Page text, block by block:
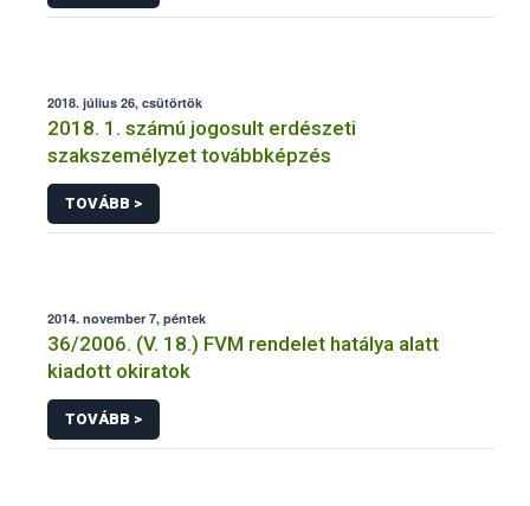
2018. július 26, csütörtök
2018. 1. számú jogosult erdészeti
szakszemélyzet továbbképzés
TOVÁBB >
2014. november 7, péntek
36/2006. (V. 18.) FVM rendelet hatálya alatt
kiadott okiratok
TOVÁBB >